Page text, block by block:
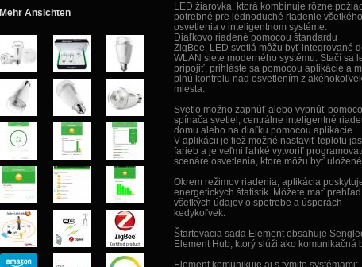
Mehr Ansichten
LED žiarovka, ktorá kombinuje rôzne
potrebné pre jednoduché riadenie všetkého
osvetlenia v inteligentnom systéme.
Diaľkovo riadené pomocou štandardu
ZigBee, LED svetlá môžu byť integrované
WLAN siete moderného systému. Stačí sa
pripojiť, prihláste sa pomocou aplikácie a
plnú kontrolu nad osvetlením z
miesta.
Svetlo možno zapnúť alebo vypnúť
spínača svetiel, centrálne inteligentné
domu alebo na diaľku pomocou aplikácie.
V aplikácii je tiež možné nastaviť teplotu
farieb a je veľmi ľahké vytvoriť
scenáre osvetlenia, ktoré môžu byť
Okrem režimov riadenia, aplikácia
energetických štatistík. Môžete mať prehľad
všetkých údajov o spotrebe a úsporách
kedykoľvek.
Štartovacia sada Element obsahuje
Element Hub, ktorý slúži ako komunikačná
Element komunikuje aj s týmito systémami: